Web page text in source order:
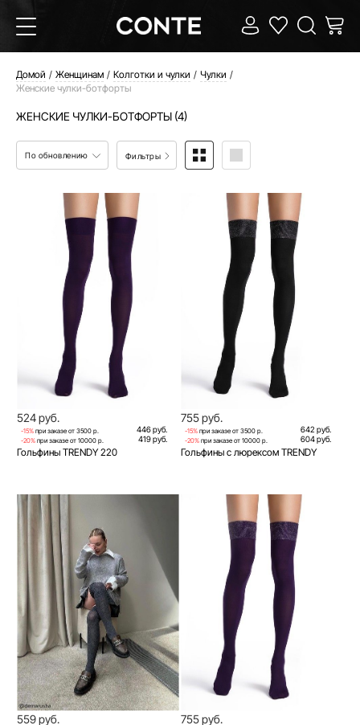
Домой Женщинам Колготки и чулки
Чулки
Женские чулки-ботфорты
ЖЕНСКИЕ ЧУЛКИ-БОТФОРТЫ (4)
По обновлению Фильтры
524 руб.
-15% при заказе от 3500 р. 446 руб.
-20% при заказе от 10000 р. 419 руб.
Гольфины TRENDY 220
755 руб.
-15% при заказе от 3500 р. 642 руб.
-20% при заказе от 10000 р. 604 руб.
Гольфины с люрексом TRENDY
559 руб. 755 руб.